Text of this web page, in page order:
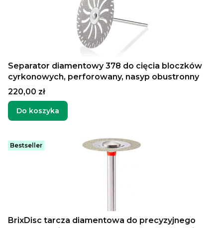
Separator diamentowy 378 do cięcia bloczków
cyrkonowych, perforowany, nasyp obustronny
Cena
220,00 zł
Do koszyka
Bestseller
BrixDisc tarcza diamentowa do precyzyjnego